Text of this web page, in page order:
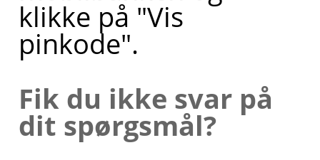
klikke på "Vis
pinkode".
Fik du ikke svar på
dit spørgsmål?